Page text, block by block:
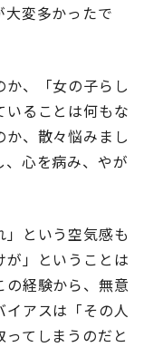
変多かったで
、「女の子らし
いることは何もな
か、散々悩みまし
、心を病み、やが
という空気感も
」ということは
の経験から、無意
イアスは「その人
てしまうのだと